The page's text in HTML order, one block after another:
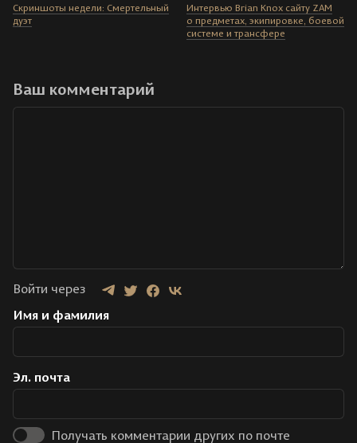
Скриншоты недели: Смертельный
дуэт
Интервью Brian Knox сайту ZAM
о предметах, экипировке, боевой
системе и трансфере
Ваш комментарий
Войти через
Имя и фамилия
Эл. почта
Получать комментарии других по почте